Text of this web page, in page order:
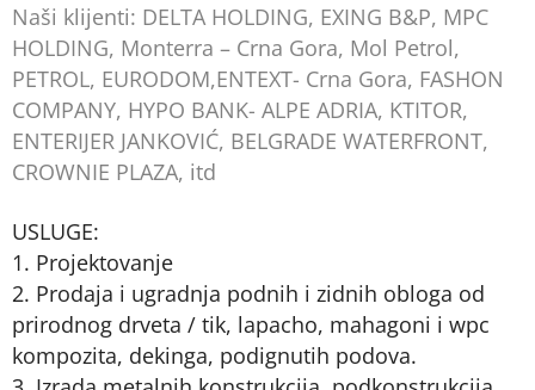
Naši klijenti: DELTA HOLDING, EXING B&P, MPC
HOLDING, Monterra – Crna Gora, Mol Petrol,
PETROL, EURODOM,ENTEXT- Crna Gora, FASHON
COMPANY, HYPO BANK- ALPE ADRIA, KTITOR,
ENTERIJER JANKOVIĆ, BELGRADE WATERFRONT,
CROWNIE PLAZA, itd
USLUGE:
1. Projektovanje
2. Prodaja i ugradnja podnih i zidnih obloga od
prirodnog drveta / tik, lapacho, mahagoni i wpc
kompozita, dekinga, podignutih podova.